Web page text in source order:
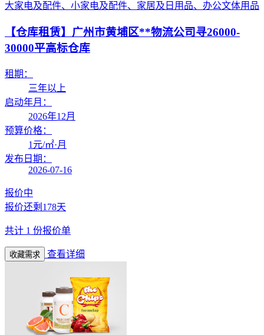
大家电及配件、小家电及配件、家居及日用品、办公文体用品
【仓库租赁】 广州市黄埔区**物流公司寻26000-
30000平高标仓库
租期：
三年以上
启动年月：
2026年12月
预算价格：
1 元/㎡·月
发布日期：
2026-07-16
报价中
报价还剩 178天
共计 1 份报价单
收藏需求 查看详细